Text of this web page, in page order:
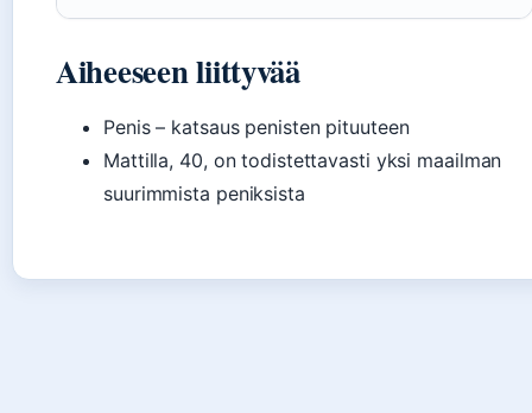
Aiheeseen liittyvää
Penis – katsaus penisten pituuteen
Mattilla, 40, on todistettavasti yksi maailman
suurimmista peniksista